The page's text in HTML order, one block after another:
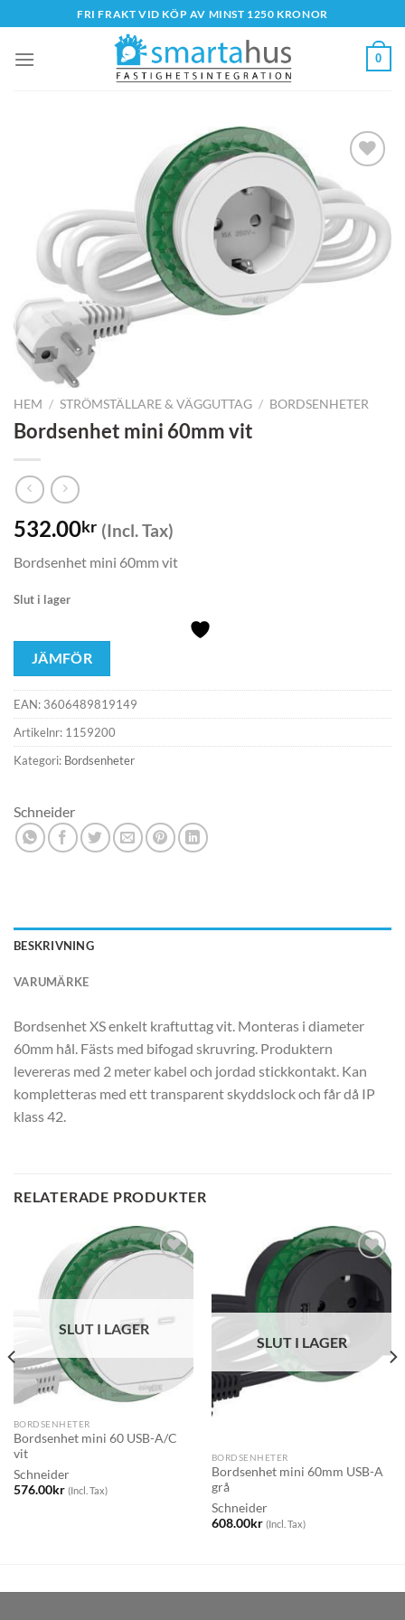
to
content
FRI FRAKT VID KÖP AV MINST 1250 KRONOR
0
HEM / STRÖMSTÄLLARE & VÄGGUTTAG / BORDSENHETER
Bordsenhet mini 60mm vit
532.00kr (Incl. Tax)
Bordsenhet mini 60mm vit
Slut i lager
JÄMFÖR
EAN: 3606489819149
Artikelnr: 1159200
Kategori: Bordsenheter
Schneider
BESKRIVNING
VARUMÄRKE
Bordsenhet XS enkelt kraftuttag vit. Monteras i diameter
60mm hål. Fästs med bifogad skruvring. Produktern
levereras med 2 meter kabel och jordad stickkontakt. Kan
kompletteras med ett transparent skyddslock och får då IP
klass 42.
RELATERADE PRODUKTER
SLUT I LAGER
BORDSENHETER
Bordsenhet mini 60 USB-A/C
vit
Schneider
576.00kr (Incl. Tax)
SLUT I LAGER
BORDSENHETER
Bordsenhet mini 60mm USB-A
grå
Schneider
608.00kr (Incl. Tax)